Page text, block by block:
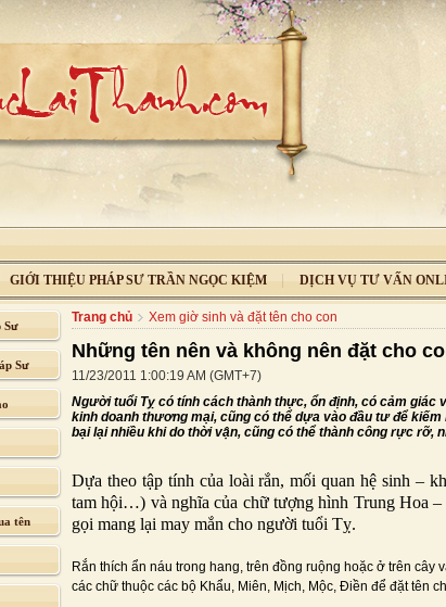
GIỚI THIỆU PHÁP SƯ TRẦN NGỌC KIỆM DỊCH VỤ TƯ VẤN
Sư
Sư
tên
Trang chủ Xem giờ sinh và đặt tên cho con
Những tên nên và không nên đặt cho
11/23/2011 1:00:19 AM (GMT+7)
Người tuổi Tỵ có tính cách thành thực, ổn định, có cảm
kinh doanh thương mại, cũng có thể dựa vào đầu tư để
bại lại nhiều khi do thời vận, cũng có thể thành công rực rỡ,
Dựa theo tập tính của loài rắn, mối quan hệ sinh –
tam hội…) và nghĩa của chữ tượng hình Trung Hoa –
gọi mang lại may mắn cho người tuổi Tỵ.
Rắn thích ẩn náu trong hang, trên đồng ruộng hoặc ở trên cây
các chữ thuộc các bộ Khẩu, Miên, Mịch, Mộc, Điền để đặt tên